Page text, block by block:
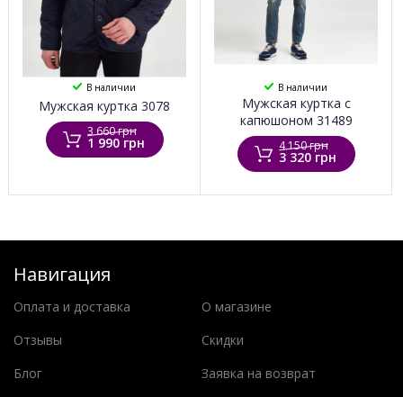
В наличии
Мужская куртка 3078
3 660 грн
1 990 грн
В наличии
Мужская куртка с
капюшоном 31489
4 150 грн
3 320 грн
Навигация
Оплата и доставка
О магазине
Отзывы
Скидки
Блог
Заявка на возврат